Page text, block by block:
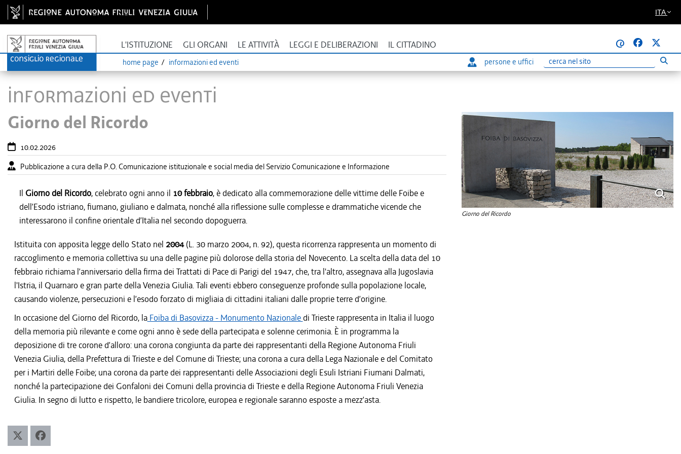
ITA
L'ISTITUZIONE GLI ORGANI LE ATTIVITÀ LEGGI E DELIBERAZIONI IL CITTADINO @
home page informazioni ed eventi persone e uffici
Ricerca
Informazioni ed eventi
Giorno del Ricordo
10.02.2026
Pubblicazione a cura della P.O. Comunicazione istituzionale e social media del Servizio Comunicazione e Informazione
Il Giorno del Ricordo, celebrato ogni anno il 10 febbraio, è dedicato alla commemorazione delle vittime delle Foibe e
dell’Esodo istriano, fiumano, giuliano e dalmata, nonché alla riflessione sulle complesse e drammatiche vicende che
interessarono il confine orientale d’Italia nel secondo dopoguerra.
Istituita con apposita legge dello Stato nel 2004(L. 30 marzo 2004, n. 92), questa ricorrenza rappresenta un momento di
raccoglimento e memoria collettiva su una delle pagine più dolorose della storia del Novecento. La scelta della data del 10
febbraio richiama l’anniversario della firma dei Trattati di Pace di Parigi del 1947, che, tra l'altro, assegnava alla Jugoslavia
l'Istria, il Quarnaro e gran parte della Venezia Giulia. Tali eventi ebbero conseguenze profonde sulla popolazione locale,
causando violenze, persecuzioni e l’esodo forzato di migliaia di cittadini italiani dalle proprie terre d’origine.
In occasione del Giorno del Ricordo, laFoiba di Basovizza - Monumento Nazionaledi Trieste rappresenta in Italia il luogo
della memoria più rilevante e come ogni anno è sede della partecipata e solenne cerimonia. È in programma la
deposizione di tre corone d’alloro: una corona congiunta da parte dei rappresentanti della Regione Autonoma Friuli
Venezia Giulia, della Prefettura di Trieste e del Comune di Trieste; una corona a cura della Lega Nazionale e del Comitato
per i Martiri delle Foibe; una corona da parte dei rappresentanti delle Associazioni degli Esuli Istriani Fiumani Dalmati,
nonché la partecipazione dei Gonfaloni dei Comuni della provincia di Trieste e della Regione Autonoma Friuli Venezia
Giulia. In segno di lutto e rispetto, le bandiere tricolore, europea e regionale saranno esposte a mezz’asta.
Giorno del Ricordo